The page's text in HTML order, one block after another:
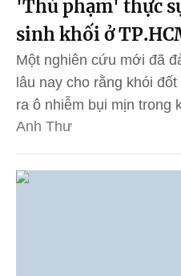
'Thủ phạm' thực
sinh khối ở
Một nghiên cứu mới đã
lâu nay cho rằng khói
ra ô nhiễm bụi mịn trong
Anh Thư